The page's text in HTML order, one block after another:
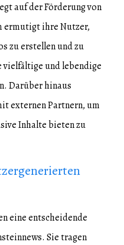
auf der Förderung von
ermutigt ihre Nutzer,
zu erstellen und zu
und lebendige
Darüber hinaus
externen Partnern, um
Inhalte bieten zu
eine entscheidende
Sie tragen